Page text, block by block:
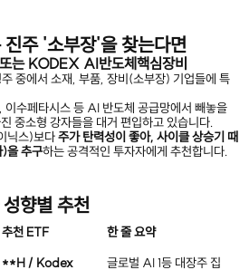
주 '소부장'을 찾는다면
는 KODEX AI반도체핵심장비
중에서 소재, 부품, 장비(소부장) 기업들에 특
이수페타시스 등 AI 반도체 공급망에서 빼놓을
중소형 강자들을 대거 편입하고 있습니다.
닉스)보다주가 탄력성이 좋아, 사이클 상승기 때
)을 추구하는 공격적인 투자자에게 추천합니다.
향별 추천
추천 ETF
한 줄 요약
**H / Kodex
글로벌 AI 1등 대장주 집